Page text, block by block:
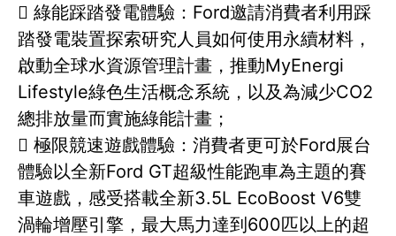
 綠能踩踏發電體驗：Ford邀請消費者利用踩
踏發電裝置探索研究人員如何使用永續材料，
啟動全球水資源管理計畫，推動MyEnergi
Lifestyle綠色生活概念系統，以及為減少CO2
總排放量而實施綠能計畫；
 極限競速遊戲體驗：消費者更可於Ford展台
體驗以全新Ford GT超級性能跑車為主題的賽
車遊戲，感受搭載全新3.5L EcoBoost V6雙
渦輪增壓引擎，最大馬力達到600匹以上的超